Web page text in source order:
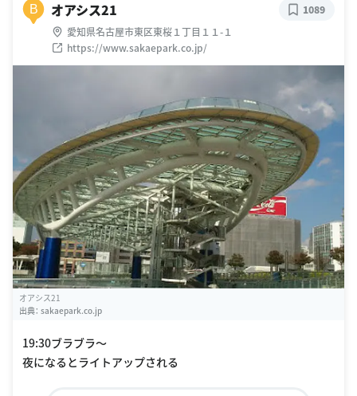
B オアシス21
愛知県名古屋市東区東桜１丁目１１-１
https://www.sakaepark.co.jp/
1089
オアシス21
出典： sakaepark.co.jp
19:30ブラブラ〜
夜になるとライトアップされる